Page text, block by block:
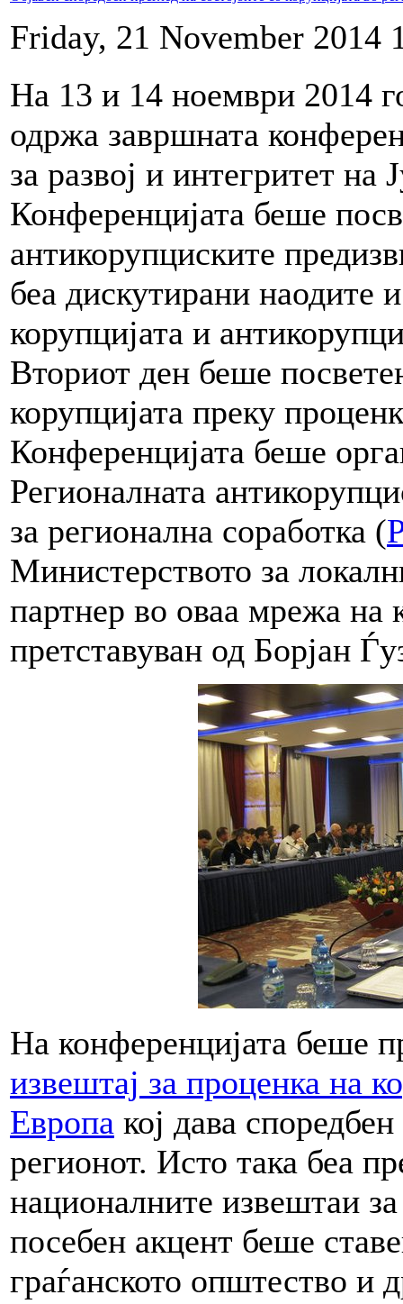
Friday, 21 November 2014
На 13 и 14 ноември 2014
одржа завршната
за развој и интегритет на
Конференцијата беше
антикорупциските
беа дискутирани наодите
корупцијата и
Вториот ден беше
корупцијата преку
Конференцијата беше
Регионалната
за регионална соработка (
Министерството за
партнер во оваа мрежа на
претставуван од Борјан
На конференцијата беше
извештај за проценка на
Европа кој дава
регионот. Исто така беа
националните извештаи
посебен акцент беше
граѓанското општество и